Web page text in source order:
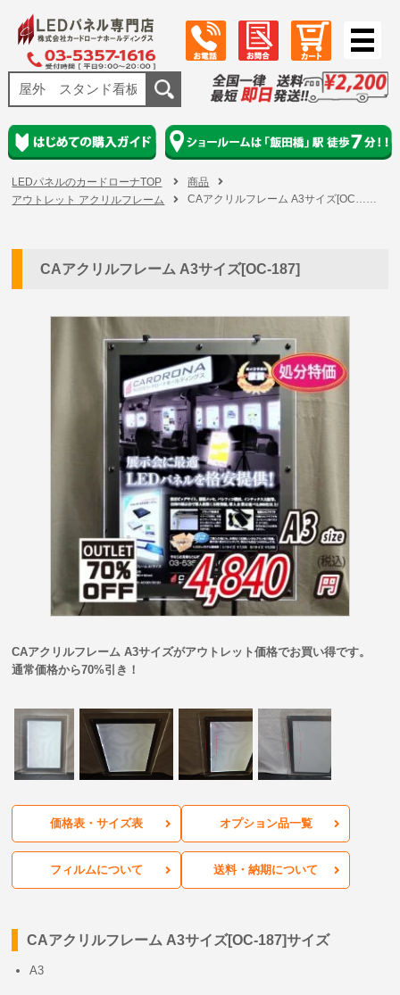
LEDパネルのカードローナTOP
商品
アウトレット アクリルフレーム
CAアクリルフレーム A3サイズ[OC……
CAアクリルフレーム A3サイズ[OC-187]
CAアクリルフレーム A3サイズがアウトレット価格でお買い得です。
通常価格から70%引き！
価格表・サイズ表 オプション品一覧
フィルムについて 送料・納期について
CAアクリルフレーム A3サイズ[OC-187]サイズ
A3